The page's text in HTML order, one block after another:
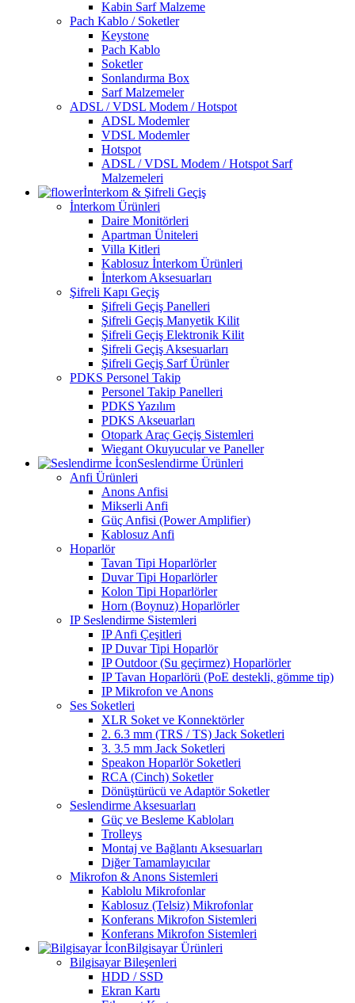
Kabin Sarf Malzeme
Pach Kablo / Soketler
Keystone
Pach Kablo
Soketler
Sonlandırma Box
Sarf Malzemeler
ADSL / VDSL Modem / Hotspot
ADSL Modemler
VDSL Modemler
Hotspot
ADSL / VDSL Modem / Hotspot Sarf
Malzemeleri
İnterkom & Şifreli Geçiş
İnterkom Ürünleri
Daire Monitörleri
Apartman Üniteleri
Villa Kitleri
Kablosuz İnterkom Ürünleri
İnterkom Aksesuarları
Şifreli Kapı Geçiş
Şifreli Geçiş Panelleri
Şifreli Geçiş Manyetik Kilit
Şifreli Geçiş Elektronik Kilit
Şifreli Geçiş Aksesuarları
Şifreli Geçiş Sarf Ürünler
PDKS Personel Takip
Personel Takip Panelleri
PDKS Yazılım
PDKS Akseuarları
Otopark Araç Geçiş Sistemleri
Wiegant Okuyucular ve Paneller
Seslendirme Ürünleri
Anfi Ürünleri
Anons Anfisi
Mikserli Anfi
Güç Anfisi (Power Amplifier)
Kablosuz Anfi
Hoparlör
Tavan Tipi Hoparlörler
Duvar Tipi Hoparlörler
Kolon Tipi Hoparlörler
Horn (Boynuz) Hoparlörler
IP Seslendirme Sistemleri
IP Anfi Çeşitleri
IP Duvar Tipi Hoparlör
IP Outdoor (Su geçirmez) Hoparlörler
IP Tavan Hoparlörü (PoE destekli, gömme tip)
IP Mikrofon ve Anons
Ses Soketleri
XLR Soket ve Konnektörler
2. 6.3 mm (TRS / TS) Jack Soketleri
3. 3.5 mm Jack Soketleri
Speakon Hoparlör Soketleri
RCA (Cinch) Soketler
Dönüştürücü ve Adaptör Soketler
Seslendirme Aksesuarları
Güç ve Besleme Kabloları
Trolleys
Montaj ve Bağlantı Aksesuarları
Diğer Tamamlayıcılar
Mikrofon & Anons Sistemleri
Kablolu Mikrofonlar
Kablosuz (Telsiz) Mikrofonlar
Konferans Mikrofon Sistemleri
Konferans Mikrofon Sistemleri
Bilgisayar Ürünleri
Bilgisayar Bileşenleri
HDD / SSD
Ekran Kartı